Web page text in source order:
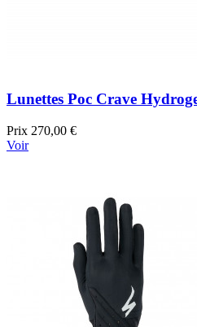
Lunettes Poc Crave
Prix 270,00 €
Voir